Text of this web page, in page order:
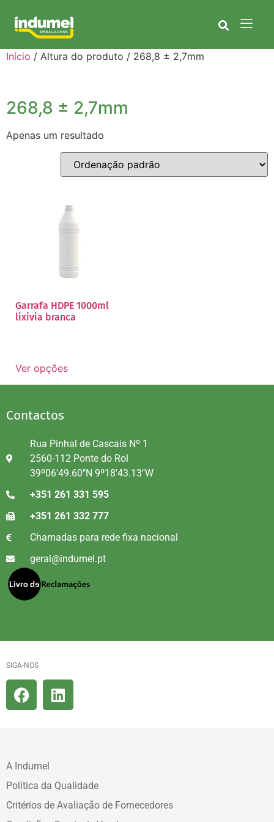
Início / Altura do produto / 268,8 ± 2,7mm
268,8 ± 2,7mm
Apenas um resultado
Garrafa HDPE 1000ml
lixivia branca
Ver opções
Contactos
Rua Pinhal de Cascais Nº 1
2560-112 Ponte do Rol
39º06'49.60"N 9º18'43.13"W
+351 261 331 595
+351 261 332 777
Chamadas para rede fixa nacional
geral@indumel.pt
SIGA-NOS
A Indumel
Política da Qualidade
Critérios de Avaliação de Fornecedores